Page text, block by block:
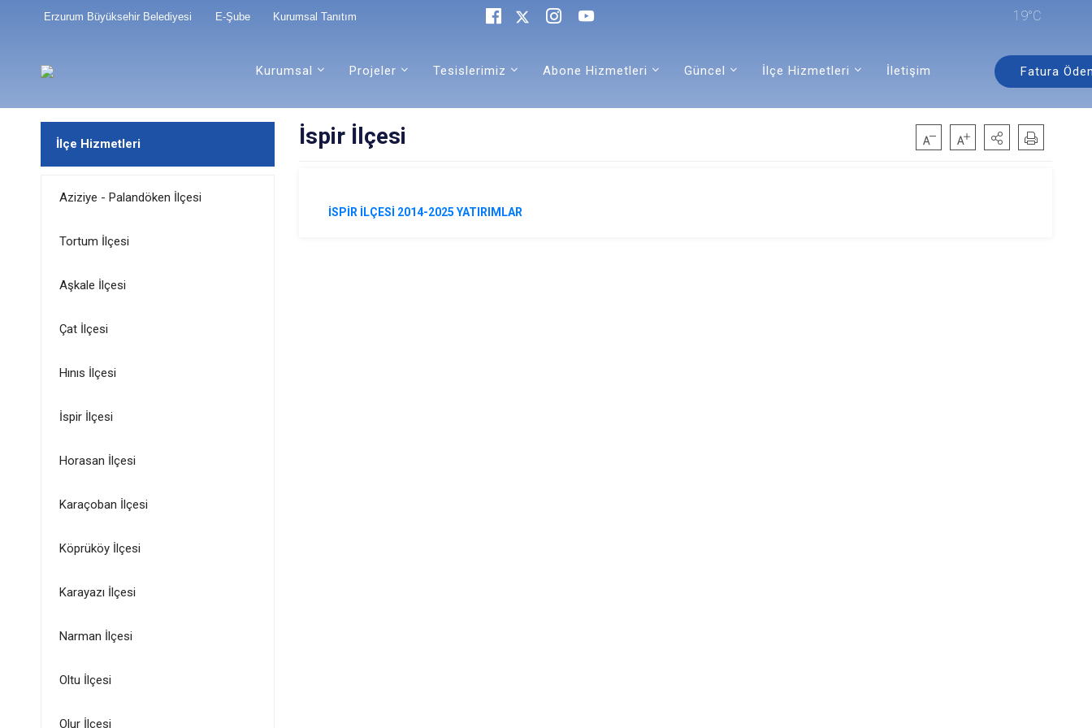
Erzurum Büyüksehir Belediyesi E-Şube Kurumsal Tanıtım 19°C
Kurumsal Projeler Tesislerimiz Abone Hizmetleri Güncel İlçe Hizmetleri İletişim Fatura
İlçe Hizmetleri
Aziziye - Palandöken İlçesi
Tortum İlçesi
Aşkale İlçesi
Çat İlçesi
Hınıs İlçesi
İspir İlçesi
Horasan İlçesi
Karaçoban İlçesi
Köprüköy İlçesi
Karayazı İlçesi
Narman İlçesi
Oltu İlçesi
Olur İlçesi
İspir İlçesi
İSPİR İLÇESİ 2014-2025 YATIRIMLAR